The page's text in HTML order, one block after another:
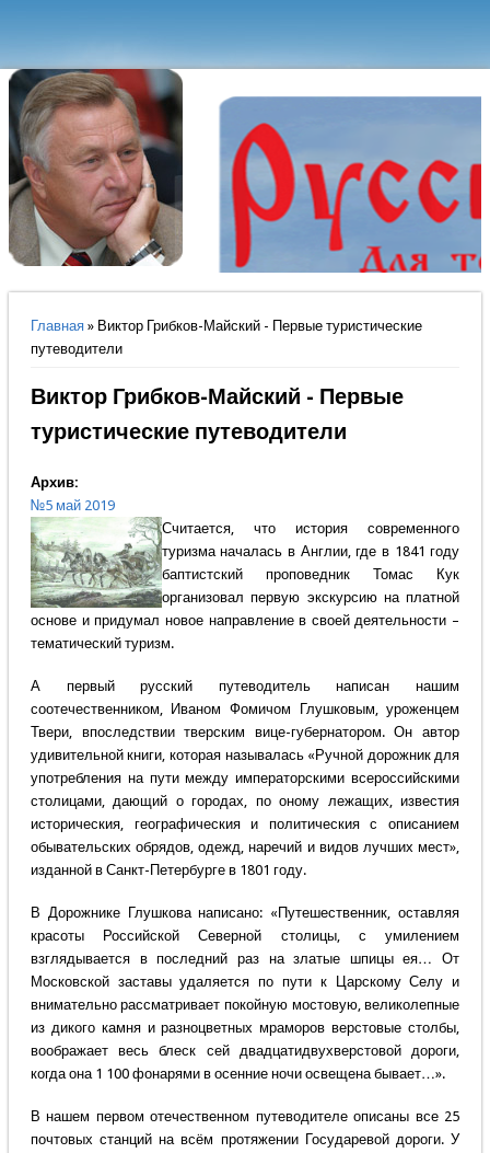
Вы здесь
Главная» Виктор Грибков-Майский - Первые туристические
путеводители
Виктор Грибков-Майский - Первые
туристические путеводители
Архив:
№5 май 2019
Считается, что история современного
туризма началась в Англии, где в 1841 году
баптистский проповедник Томас Кук
организовал первую экскурсию на платной
основе и придумал новое направление в своей деятельности –
тематический туризм.
А первый русский путеводитель написан нашим
соотечественником, Иваном Фомичом Глушковым, уроженцем
Твери, впоследствии тверским вице-губернатором. Он автор
удивительной книги, которая называлась «Ручной дорожник для
употребления на пути между императорскими всероссийскими
столицами, дающий о городах, по оному лежащих, известия
историческия, географическия и политическия с описанием
обывательских обрядов, одежд, наречий и видов лучших мест»,
изданной в Санкт-Петербурге в 1801 году.
В Дорожнике Глушкова написано: «Путешественник, оставляя
красоты Российской Северной столицы, с умилением
взглядывается в последний раз на златые шпицы ея… От
Московской заставы удаляется по пути к Царскому Селу и
внимательно рассматривает покойную мостовую, великолепные
из дикого камня и разноцветных мраморов верстовые столбы,
воображает весь блеск сей двадцатидвухверстовой дороги,
когда она 1 100 фонарями в осенние ночи освещена бывает…».
В нашем первом отечественном путеводителе описаны все 25
почтовых станций на всём протяжении Государевой дороги. У